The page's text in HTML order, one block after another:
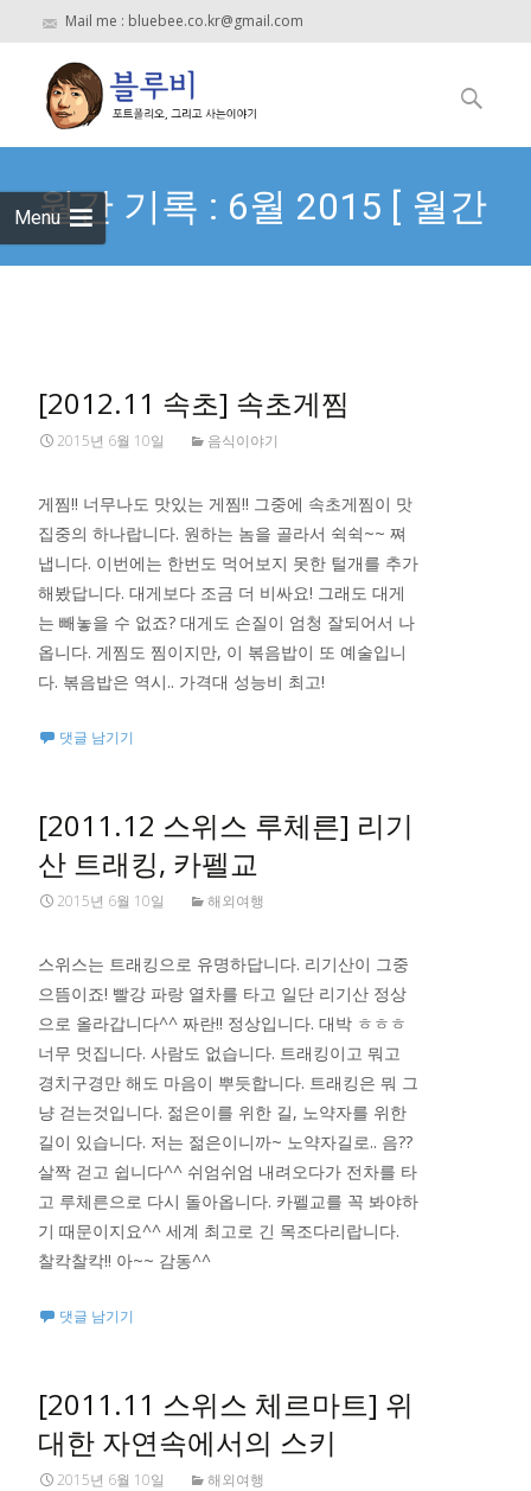
Mail me : bluebee.co.kr@gmail.com
Menu
to
content
검
월간 기록 : 6월 2015 [ 월간
[2012.11 속초] 속초게찜
2015년 6월 10일 음식이야기
게찜!! 너무나도 맛있는 게찜!! 그중에 속초게찜이 맛
집중의 하나랍니다. 원하는 놈을 골라서 쉭쉭~~ 쪄
냅니다. 이번에는 한번도 먹어보지 못한 털개를 추가
해봤답니다. 대게보다 조금 더 비싸요! 그래도 대게
는 빼놓을 수 없죠? 대게도 손질이 엄청 잘되어서 나
옵니다. 게찜도 찜이지만, 이 볶음밥이 또 예술입니
다. 볶음밥은 역시.. 가격대 성능비 최고!
댓글 남기기
[2011.12 스위스 루체른] 리기
산 트래킹, 카펠교
2015년 6월 10일 해외여행
스위스는 트래킹으로 유명하답니다. 리기산이 그중
으뜸이죠! 빨강 파랑 열차를 타고 일단 리기산 정상
으로 올라갑니다^^ 짜란!! 정상입니다. 대박 ㅎㅎㅎ
너무 멋집니다. 사람도 없습니다. 트래킹이고 뭐고
경치구경만 해도 마음이 뿌듯합니다. 트래킹은 뭐 그
냥 걷는것입니다. 젊은이를 위한 길, 노약자를 위한
길이 있습니다. 저는 젊은이니까~ 노약자길로.. 음??
살짝 걷고 쉽니다^^ 쉬엄쉬엄 내려오다가 전차를 타
고 루체른으로 다시 돌아옵니다. 카펠교를 꼭 봐야하
기 때문이지요^^ 세계 최고로 긴 목조다리랍니다.
찰칵찰칵!! 아~~ 감동^^
댓글 남기기
[2011.11 스위스 체르마트] 위
대한 자연속에서의 스키
2015년 6월 10일 해외여행